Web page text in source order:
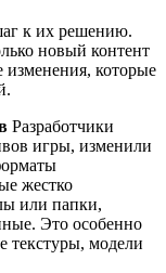
к их решению.
новый контент
изменения, которые
Разработчики
игры, изменили
жестко
или папки,
Это особенно
текстуры, модели